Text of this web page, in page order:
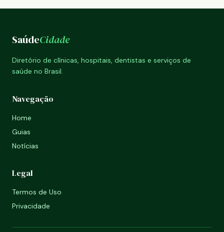
SaúdeCidade
Diretório de clínicas, hospitais, dentistas e serviços de
saúde no Brasil.
Navegação
Home
Guias
Notícias
Legal
Termos de Uso
Privacidade